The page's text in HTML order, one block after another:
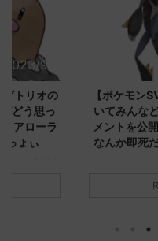
2023/9/8
トリオの
どう思っ
アローラ
っょぃ
【ポケモン
いてみんな
メントを公
なんか即死
う思ってる？